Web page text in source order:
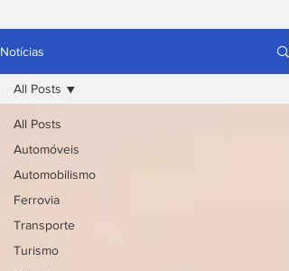
Notícias
All Posts
Automóveis
Automobilismo
Ferrovia
Transporte
Turismo
All Posts